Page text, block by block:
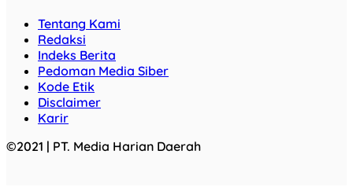
Tentang Kami
Redaksi
Indeks Berita
Pedoman Media Siber
Kode Etik
Disclaimer
Karir
©2021 | PT. Media Harian Daerah